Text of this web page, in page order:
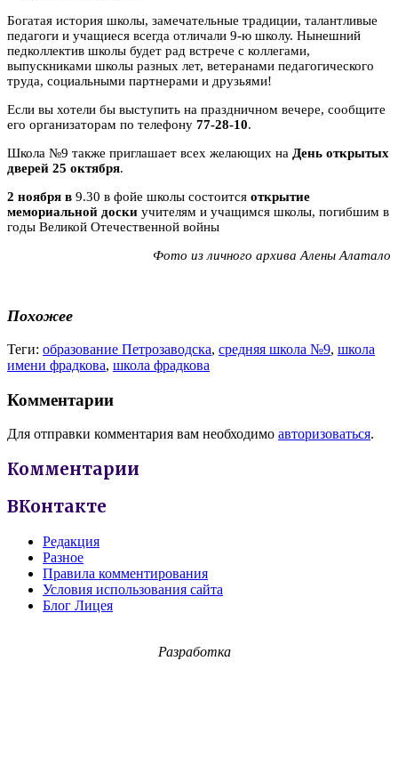
Богатая история школы, замечательные традиции, талантливые
педагоги и учащиеся всегда отличали 9-ю школу. Нынешний
педколлектив школы будет рад встрече с коллегами,
выпускниками школы разных лет, ветеранами педагогического
труда, социальными партнерами и друзьями!
Если вы хотели бы выступить на праздничном вечере, сообщите
его организаторам по телефону 77-28-10.
Школа №9 также приглашает всех желающих на День открытых
дверей 25 октября.
2 ноября в 9.30 в фойе школы состоится открытие
мемориальной доски учителям и учащимся школы, погибшим в
годы Великой Отечественной войны
Фото из личного архива Алены Алатало
Похожее
Теги: образование Петрозаводска, средняя школа №9, школа
имени фрадкова, школа фрадкова
Комментарии
Для отправки комментария вам необходимо авторизоваться.
Комментарии
ВКонтакте
Редакция
Разное
Правила комментирования
Условия использования сайта
Блог Лицея
Разработка